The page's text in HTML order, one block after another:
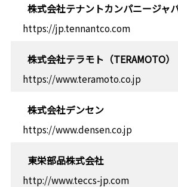
株式会社テナントカンパニージャ
https://jp.tennantco.com
株式会社テラモト（TERAMOTO）
https://www.teramoto.co.jp
株式会社デンセン
https://www.densen.co.jp
東栄部品株式会社
http://www.teccs-jp.com